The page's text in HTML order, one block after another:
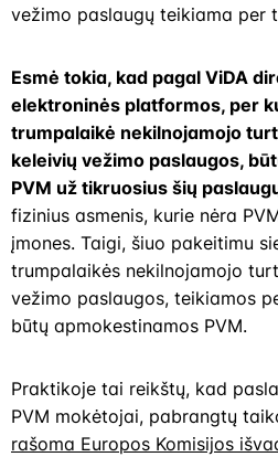
vežimo paslaugų teikiama per
Esmė tokia, kad pagal ViDA
elektroninės platformos, per
trumpalaikė nekilnojamojo
keleivių vežimo paslaugos,
PVM už tikruosius šių
fizinius asmenis, kurie nėra
įmones. Taigi, šiuo pakeitimu
trumpalaikės nekilnojamojo
vežimo paslaugos, teikiamos
būtų apmokestinamos PVM.
Praktikoje tai reikštų, kad
PVM mokėtojai, pabrangtų
rašoma Europos Komisijos